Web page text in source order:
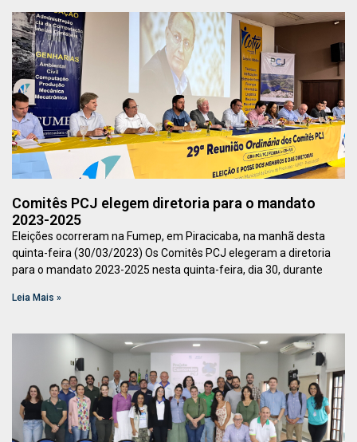
Comitês PCJ elegem diretoria para o mandato
2023-2025
Eleições ocorreram na Fumep, em Piracicaba, na manhã desta
quinta-feira (30/03/2023) Os Comitês PCJ elegeram a diretoria
para o mandato 2023-2025 nesta quinta-feira, dia 30, durante
Leia Mais »